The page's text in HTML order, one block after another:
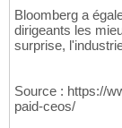
Bloomberg a
dirigeants les
surprise,
Source : https://
paid-ceos/